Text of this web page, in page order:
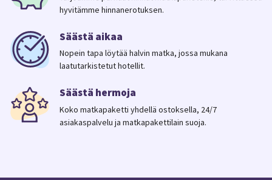
hyvitämme hinnanerotuksen.
Säästä aikaa
Nopein tapa löytää halvin matka, jossa mukana
laatutarkistetut hotellit.
Säästä hermoja
Koko matkapaketti yhdellä ostoksella, 24/7
asiakaspalvelu ja matkapakettilain suoja.